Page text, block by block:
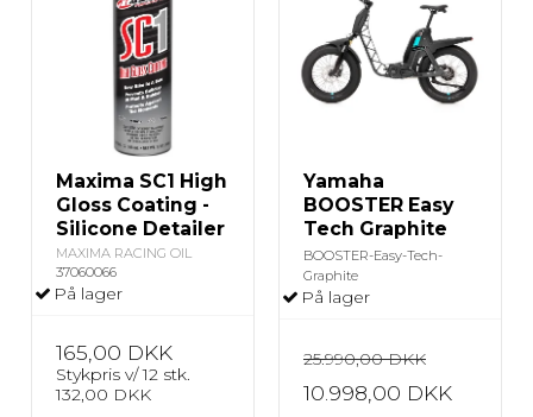
Maxima SC1 High
Gloss Coating -
Silicone Detailer
MAXIMA RACING OIL
37060066
På lager
165,00 DKK
Stykpris v/ 12 stk.
132,00 DKK
Yamaha
BOOSTER Easy
Tech Graphite
BOOSTER-Easy-Tech-
Graphite
På lager
25.990,00 DKK
10.998,00 DKK